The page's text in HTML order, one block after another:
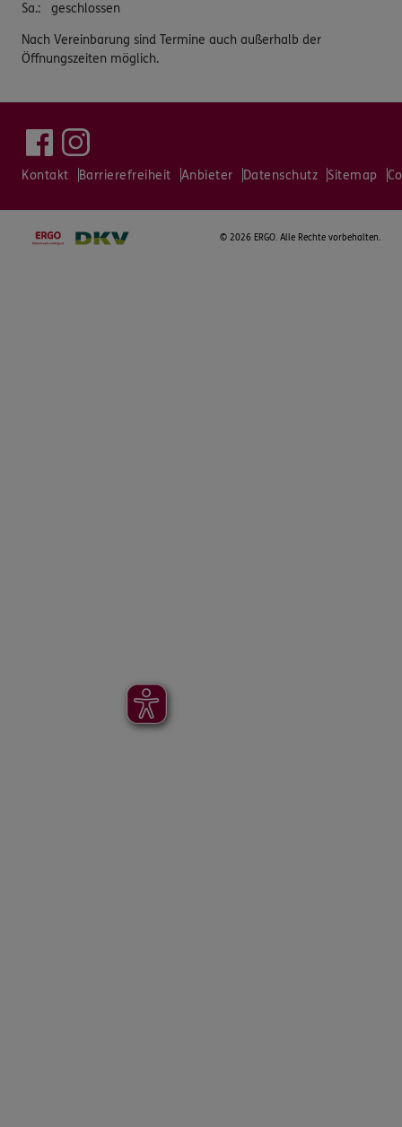
Sa.: geschlossen
Nach Vereinbarung sind Termine auch außerhalb der
Öffnungszeiten möglich.
Kontakt Barrierefreiheit Anbieter Datenschutz Sitemap
© 2026 ERGO. Alle Rechte vorbehalten.